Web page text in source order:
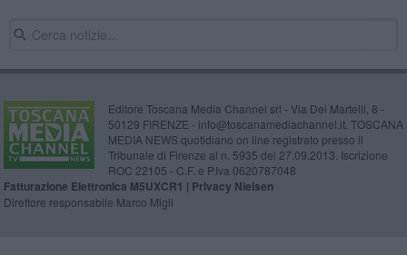
Editore Toscana Media Channel srl - Via Dei Martelli, 8 -
50129 FIRENZE - info@toscanamediachannel.it. TOSCANA
MEDIA NEWS quotidiano on line registrato presso il
Tribunale di Firenze al n. 5935 del 27.09.2013. Iscrizione
ROC 22105 - C.F. e P.Iva 0620787048
Fatturazione Elettronica M5UXCR1 | Privacy Nielsen
Direttore responsabile Marco Migli